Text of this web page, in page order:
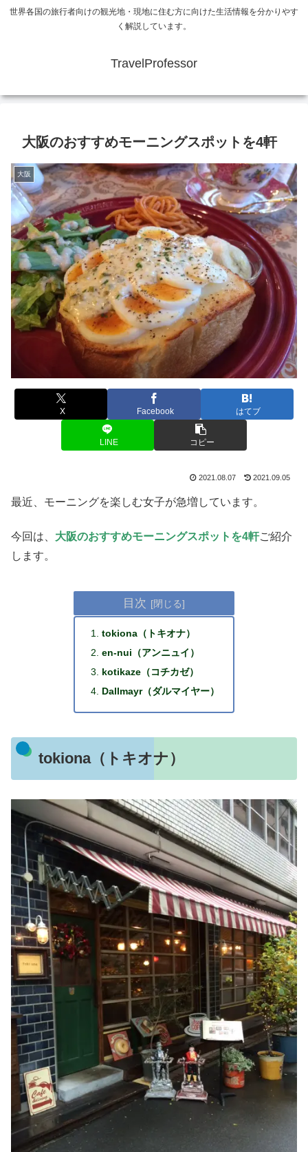
世界各国の旅行者向けの観光地・現地に住む方に向けた生活情報を分かりやす
く解説しています。
TravelProfessor
大阪のおすすめモーニングスポットを4軒
大阪
X Facebook はてブ
LINE コピー
2021.08.07 2021.09.05
最近、モーニングを楽しむ女子が急増しています。
今回は、 大阪のおすすめモーニングスポットを4軒ご紹介
します。
目次
tokiona（トキオナ）
en-nui（アンニュイ）
kotikaze（コチカゼ）
Dallmayr（ダルマイヤー）
tokiona（トキオナ）